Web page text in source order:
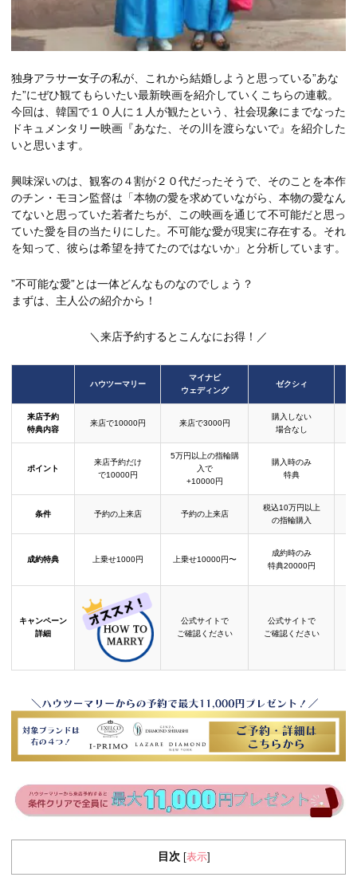
独身アラサー女子の私が、これから結婚しようと思っている”あな
た”にぜひ観てもらいたい最新映画を紹介していくこちらの連載。
今回は、韓国で１０人に１人が観たという、社会現象にまでなった
ドキュメンタリー映画『あなた、その川を渡らないで』を紹介した
いと思います。
興味深いのは、観客の４割が２０代だったそうで、そのことを本作
のチン・モヨン監督は「本物の愛を求めていながら、本物の愛なん
てないと思っていた若者たちが、この映画を通じて不可能だと思っ
ていた愛を目の当たりにした。不可能な愛が現実に存在する。それ
を知って、彼らは希望を持てたのではないか」と分析しています。
”不可能な愛”とは一体どんなものなのでしょう？
まずは、主人公の紹介から！
＼来店予約するとこんなにお得！／
ハウツーマリー
マイナビ
ウェディング
ゼクシィ
来店予約
特典内容
来店で10000円 来店で3000円
購入しない
場合なし
ポイント
来店予約だけ
で10000円
5万円以上の指輪購
入で
+10000円
購入時のみ
特典
条件 予約の上来店 予約の上来店
税込10万円以上
の指輪購入
成約特典 上乗せ1000円 上乗せ10000円〜
成約時のみ
特典20000円
キャンペーン
詳細
公式サイトで
ご確認ください
公式サイトで
ご確認ください
目次 表示